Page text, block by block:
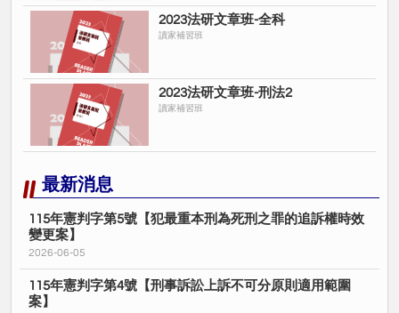
2023法研文章班-全科
讀家補習班
2023法研文章班-刑法2
讀家補習班
最新消息
115年憲判字第5號【犯最重本刑為死刑之罪的追訴權時效
變更案】
2026-06-05
115年憲判字第4號【刑事訴訟上訴不可分原則適用範圍
案】